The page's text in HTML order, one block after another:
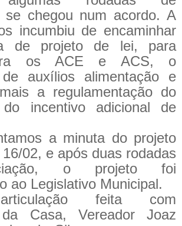
se chegou num acordo. A
incumbiu de encaminhar
de projeto de lei, para
os ACE e ACS, o
de auxílios alimentação e
a regulamentação do
do incentivo adicional de
a minuta do projeto
02, e após duas rodadas
o projeto foi
ao Legislativo Municipal.
feita com
da Casa, Vereador Joaz